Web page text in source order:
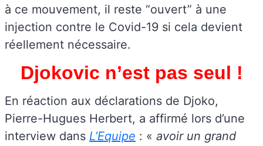
à ce mouvement, il reste “ouvert” à une
injection contre le Covid-19 si cela devient
réellement nécessaire.
Djokovic n’est pas seul !
En réaction aux déclarations de Djoko,
Pierre-Hugues Herbert, a affirmé lors d’une
interview dans L’Equipe : « avoir un grand